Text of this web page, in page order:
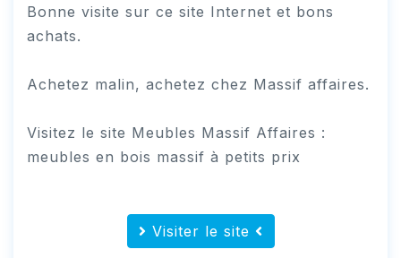
Bonne visite sur ce site Internet et bons
achats.
Achetez malin, achetez chez Massif affaires.
Visitez le site Meubles Massif Affaires :
meubles en bois massif à petits prix
Visiter le site